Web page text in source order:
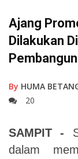
Ajang
Dilakukan
By HUMA
20
SAMPIT -
dalam